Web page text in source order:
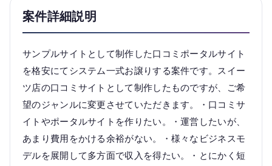
案件詳細説明
サンプルサイトとして制作した口コミポータルサイト
を格安にてシステム一式お譲りする案件です。スイー
ツ店の口コミサイトとして制作したものですが、ご希
望のジャンルに変更させていただきます。・口コミサ
イトやポータルサイトを作りたい。・運営したいが、
あまり費用をかける余裕がない。・様々なビジネスモ
デルを展開して多方面で収入を得たい。・とにかく短